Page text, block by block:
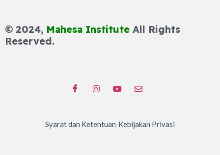
© 2024, Mahesa Institute All Rights
Reserved.
Syarat dan Ketentuan Kebijakan Privasi